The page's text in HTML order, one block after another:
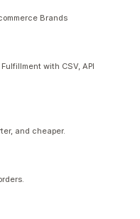
Brands
with CSV, API
and cheaper.